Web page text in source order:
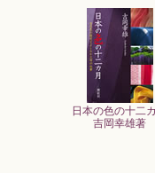
日本の色の十二
吉岡幸雄著